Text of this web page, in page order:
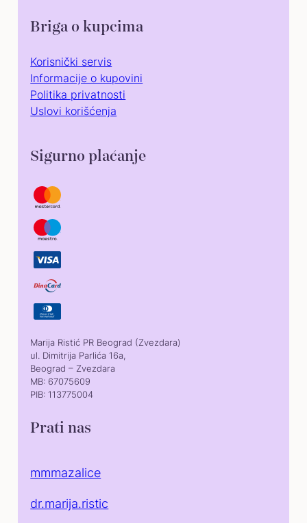
Briga o kupcima
Korisnički servis
Informacije o kupovini
Politika privatnosti
Uslovi korišćenja
Sigurno plaćanje
Marija Ristić PR Beograd (Zvezdara)
ul. Dimitrija Parlića 16a,
Beograd – Zvezdara
MB: 67075609
PIB: 113775004
Prati nas
mmmazalice
dr.marija.ristic